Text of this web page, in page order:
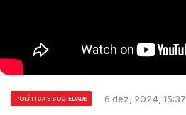
POLÍTICA E SOCIEDADE 6 dez, 2024, 15:37